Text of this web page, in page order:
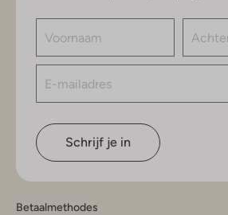
Schrijf je in
Betaalmethodes